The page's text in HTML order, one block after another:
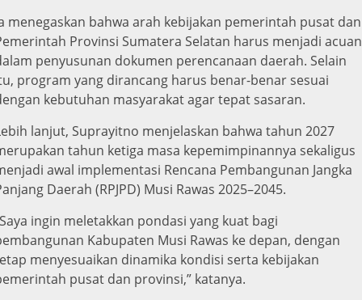
menegaskan bahwa arah kebijakan pemerintah pusat dan
Provinsi Sumatera Selatan harus menjadi acuan
penyusunan dokumen perencanaan daerah. Selain
program yang dirancang harus benar-benar sesuai
kebutuhan masyarakat agar tepat sasaran.
lanjut, Suprayitno menjelaskan bahwa tahun 2027
tahun ketiga masa kepemimpinannya sekaligus
awal implementasi Rencana Pembangunan Jangka
Daerah (RPJPD) Musi Rawas 2025–2045.
ingin meletakkan pondasi yang kuat bagi
Kabupaten Musi Rawas ke depan, dengan
menyesuaikan dinamika kondisi serta kebijakan
pusat dan provinsi,” katanya.